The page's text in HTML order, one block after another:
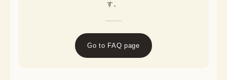
す。
Go to FAQ page